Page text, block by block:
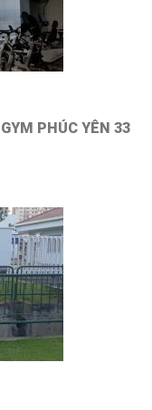
PHÚC YÊN 33